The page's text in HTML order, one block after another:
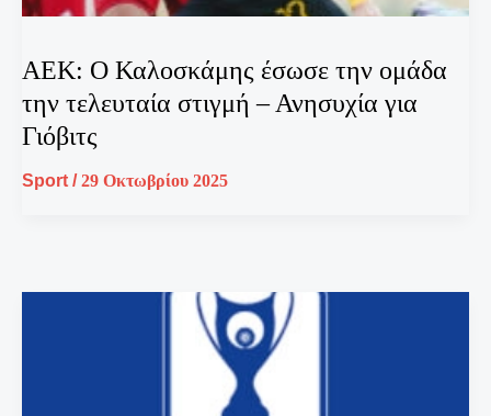
ΑΕΚ: Ο Καλοσκάμης έσωσε την ομάδα
την τελευταία στιγμή – Ανησυχία για
Γιόβιτς
Sport /29 Οκτωβρίου 2025